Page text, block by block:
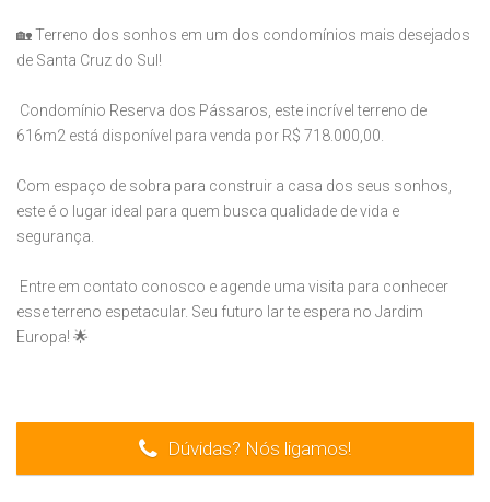
🏡 Terreno dos sonhos em um dos condomínios mais desejados
de Santa Cruz do Sul!
Condomínio Reserva dos Pássaros, este incrível terreno de
616m2 está disponível para venda por R$ 718.000,00.
Com espaço de sobra para construir a casa dos seus sonhos,
este é o lugar ideal para quem busca qualidade de vida e
segurança.
Entre em contato conosco e agende uma visita para conhecer
esse terreno espetacular. Seu futuro lar te espera no Jardim
Europa! 🌟
Dúvidas? Nós ligamos!